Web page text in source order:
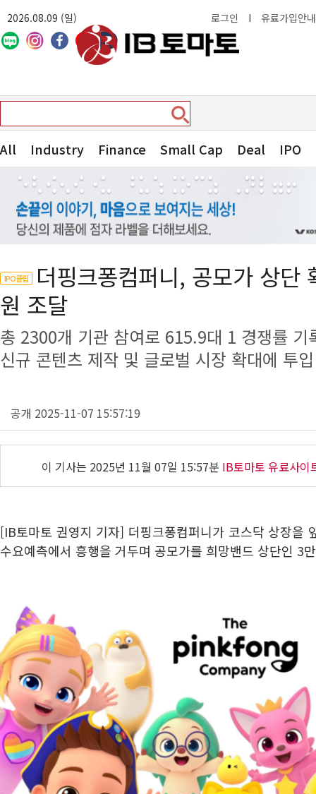
2026.08.09 (일) 로그인 I 유료가입안내
All Industry Finance Small Cap Deal IPO
IPO클립
더핑크퐁컴퍼니, 공모가 상
원 조달
총 2300개 기관 참여로 615.9대 1 경쟁률 기
신규 콘텐츠 제작 및 글로벌 시장 확대에 투입
공개 2025-11-07 15:57:19
이 기사는 2025년 11월 07일 15:57분 IB토마토 유료사이
[IB토마토 권영지 기자] 더핑크퐁컴퍼니가 코스닥 상장을
수요예측에서 흥행을 거두며 공모가를 희망밴드 상단인 3